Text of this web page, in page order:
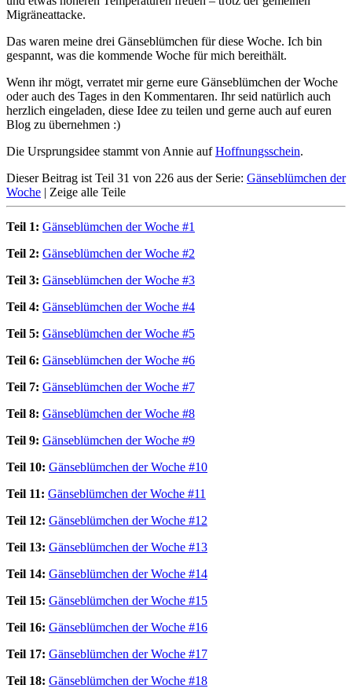
Migräneattacke.
Das waren meine drei Gänseblümchen für diese Woche. Ich bin
gespannt, was die kommende Woche für mich bereithält.
Wenn ihr mögt, verratet mir gerne eure Gänseblümchen der Woche
oder auch des Tages in den Kommentaren. Ihr seid natürlich auch
herzlich eingeladen, diese Idee zu teilen und gerne auch auf euren
Blog zu übernehmen :)
Die Ursprungsidee stammt von Annie aufHoffnungsschein.
Dieser Beitrag ist Teil 31 von 226 aus der Serie: Gänseblümchen der
Woche | Zeige alle Teile
Teil 1: Gänseblümchen der Woche #1
Teil 2: Gänseblümchen der Woche #2
Teil 3: Gänseblümchen der Woche #3
Teil 4: Gänseblümchen der Woche #4
Teil 5: Gänseblümchen der Woche #5
Teil 6: Gänseblümchen der Woche #6
Teil 7: Gänseblümchen der Woche #7
Teil 8: Gänseblümchen der Woche #8
Teil 9: Gänseblümchen der Woche #9
Teil 10: Gänseblümchen der Woche #10
Teil 11: Gänseblümchen der Woche #11
Teil 12: Gänseblümchen der Woche #12
Teil 13: Gänseblümchen der Woche #13
Teil 14: Gänseblümchen der Woche #14
Teil 15: Gänseblümchen der Woche #15
Teil 16: Gänseblümchen der Woche #16
Teil 17: Gänseblümchen der Woche #17
Teil 18: Gänseblümchen der Woche #18